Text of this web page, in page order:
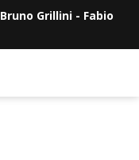
Bruno Grillini - Fabio